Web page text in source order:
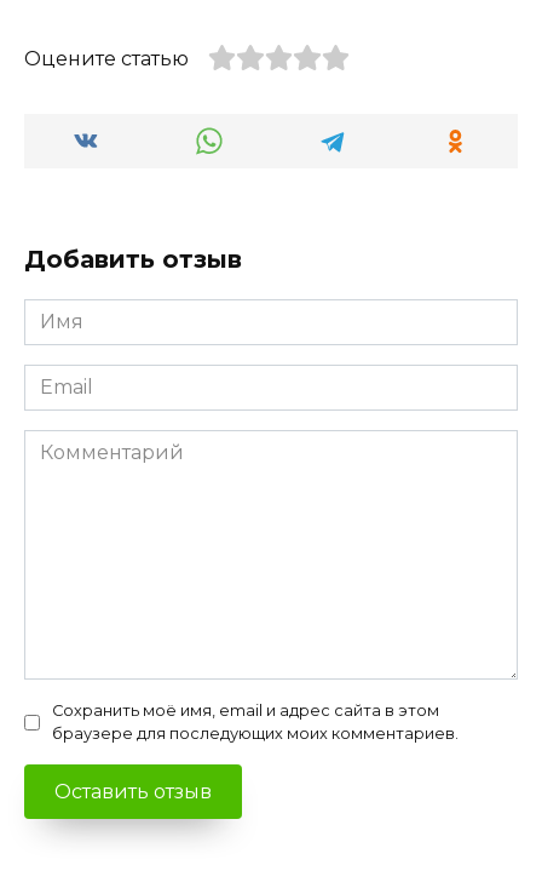
Оцените статью
Добавить отзыв
Имя
*
Email
*
Комментарий
Сохранить моё имя, email и адрес сайта в этом
браузере для последующих моих комментариев.